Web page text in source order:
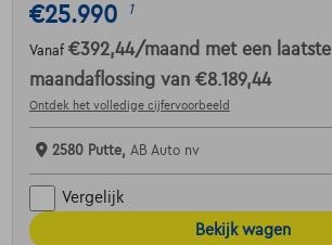
€25.990 1
Vanaf €392,44/maand met een laatste
maandaflossing van €8.189,44
Ontdek het volledige cijfervoorbeeld
2580 Putte, AB Auto nv
Vergelijk
Bekijk wagen